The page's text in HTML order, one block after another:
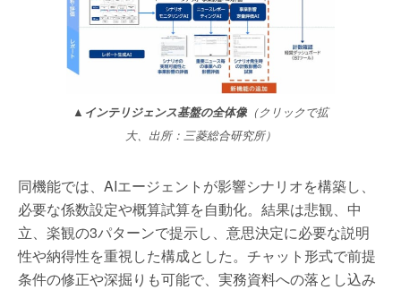
▲インテリジェンス基盤の全体像（クリックで拡
大、出所：三菱総合研究所）
同機能では、AIエージェントが影響シナリオを構築し、
必要な係数設定や概算試算を自動化。結果は悲観、中
立、楽観の3パターンで提示し、意思決定に必要な説明
性や納得性を重視した構成とした。チャット形式で前提
条件の修正や深掘りも可能で、実務資料への落とし込み